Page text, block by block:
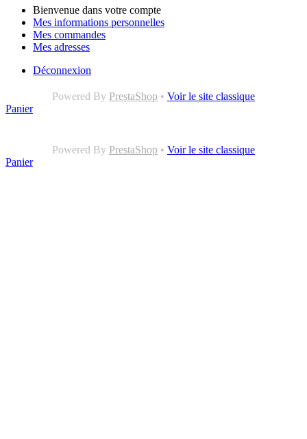
Bienvenue dans votre compte
Mes informations personnelles
Mes commandes
Mes adresses
Déconnexion
Powered By PrestaShop • Voir le site classique
Panier
Powered By PrestaShop • Voir le site classique
Panier